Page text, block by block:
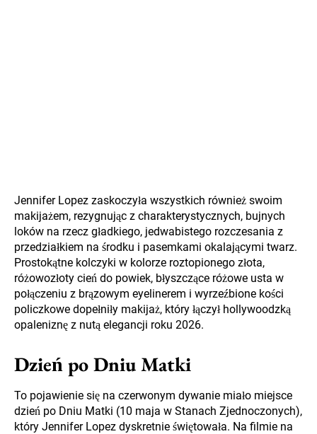
Jennifer Lopez zaskoczyła wszystkich również swoim
makijażem, rezygnując z charakterystycznych, bujnych
loków na rzecz gładkiego, jedwabistego rozczesania z
przedziałkiem na środku i pasemkami okalającymi twarz.
Prostokątne kolczyki w kolorze roztopionego złota,
różowozłoty cień do powiek, błyszczące różowe usta w
połączeniu z brązowym eyelinerem i wyrzeźbione kości
policzkowe dopełniły makijaż, który łączył hollywoodzką
opaleniznę z nutą elegancji roku 2026.
Dzień po Dniu Matki
To pojawienie się na czerwonym dywanie miało miejsce
dzień po Dniu Matki (10 maja w Stanach Zjednoczonych),
który Jennifer Lopez dyskretnie świętowała. Na filmie na